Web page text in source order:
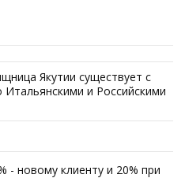
Якутии существует с
и Российскими
- новому клиенту и 20% при